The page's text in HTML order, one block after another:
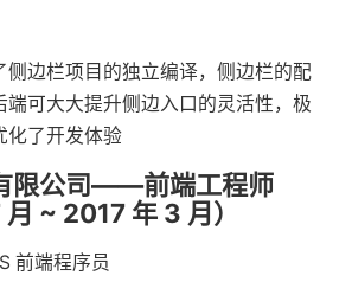
侧边栏项目的独立编译，侧边栏的配
端可大大提升侧边入口的灵活性，极
化了开发体验
限公司——前端工程师
月 ~ 2017 年 3 月）
前端程序员